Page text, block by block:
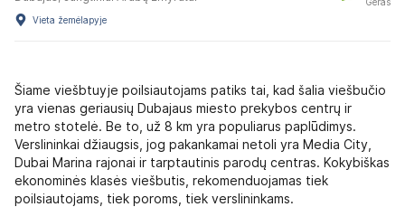
Vieta žemėlapyje
Šiame viešbtuyje poilsiautojams patiks tai, kad šalia viešbučio
yra vienas geriausių Dubajaus miesto prekybos centrų ir
metro stotelė. Be to, už 8 km yra populiarus paplūdimys.
Verslininkai džiaugsis, jog pakankamai netoli yra Media City,
Dubai Marina rajonai ir tarptautinis parodų centras. Kokybiškas
ekonominės klasės viešbutis, rekomenduojamas tiek
poilsiautojams, tiek poroms, tiek verslininkams.